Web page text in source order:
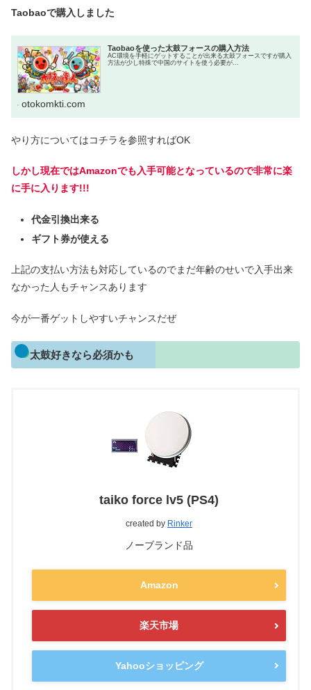
Taobaoで購入しました
Taobaoを使った太鼓フォースの購入方法
AC環境を手軽にゲットすることが出来る太鼓フォースですが購入
方法が少し特殊で中国のサイトを使う必要が...
otokomkti.com
やり方についてはコチラを参照すればOK
しかし現在ではAmazonでも入手可能となっているので非常に楽
に手に入ります!!!
代金引換出来る
ギフト券が使える
上記の支払い方法も対応しているのでまだ年齢のせいで入手出来
なかった人もチャンスあります
今が一番ゲットしやすいチャンスだぜ
太鼓好きなら必須かも
taiko force lv5 (PS4)
created by Rinker
ノーブランド品
Amazon
楽天市場
Yahooショッピング